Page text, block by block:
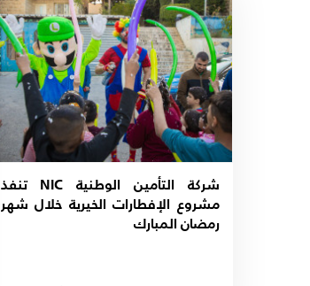
شركة التأمين الوطنية NIC تنفذ
مشروع الإفطارات الخيرية خلال شهر
رمضان المبارك